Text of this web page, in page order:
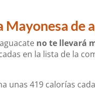
de
no te llevará
en la lista de la
unas 419 calorías